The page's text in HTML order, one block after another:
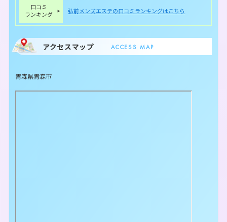
口コミ
ランキング
弘前メンズエステの口コミランキングはこちら
アクセスマップ ACCESS MAP
青森県青森市